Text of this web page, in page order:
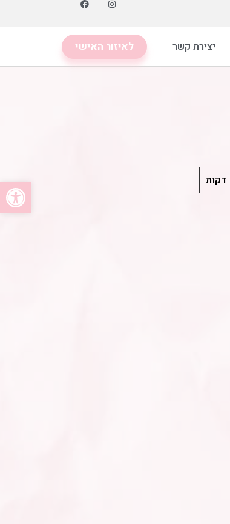
יצירת קשר לאיזור האישי
פתח